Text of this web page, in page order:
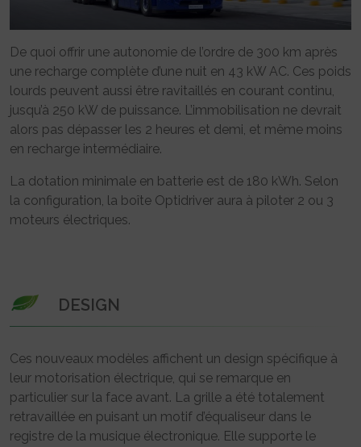
De quoi offrir une autonomie de l’ordre de 300 km après
une recharge complète d’une nuit en 43 kW AC. Ces poids
lourds peuvent aussi être ravitaillés en courant continu,
jusqu’à 250 kW de puissance. L’immobilisation ne devrait
alors pas dépasser les 2 heures et demi, et même moins
en recharge intermédiaire.
La dotation minimale en batterie est de 180 kWh. Selon
la configuration, la boîte Optidriver aura à piloter 2 ou 3
moteurs électriques.
DESIGN
Ces nouveaux modèles affichent un design spécifique à
leur motorisation électrique, qui se remarque en
particulier sur la face avant. La grille a été totalement
retravaillée en puisant un motif d’équaliseur dans le
registre de la musique électronique. Elle supporte le